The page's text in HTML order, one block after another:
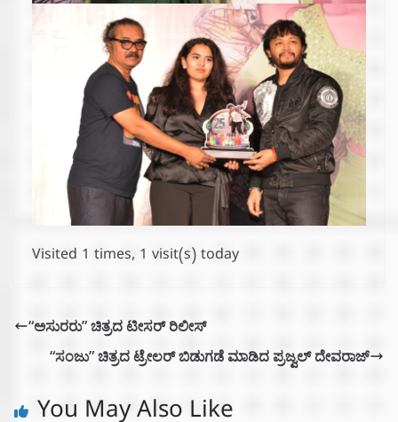
Visited 1 times, 1 visit(s) today
“ಅಸುರರು” ಚಿತ್ರದ ಟೀಸರ್ ರಿಲೀಸ್
“ಸಂಜು” ಚಿತ್ರದ ಟ್ರೇಲರ್ ಬಿಡುಗಡೆ ಮಾಡಿದ ಪ್ರಜ್ವಲ್ ದೇವರಾಜ್
You May Also Like